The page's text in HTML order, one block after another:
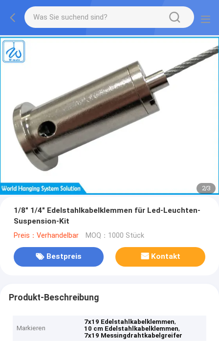
2/3
1/8" 1/4" Edelstahlkabelklemmen für Led-Leuchten-
Suspension-Kit
Preis：Verhandelbar MOQ：1000 Stück
Bestpreis Kontakt
Produkt-Beschreibung
Markieren
7x19 Edelstahlkabelklemmen,
10 cm Edelstahlkabelklemmen,
7x19 Messingdrahtkabelgreifer